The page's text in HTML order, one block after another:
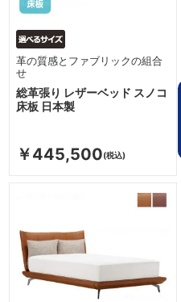
総革張り レザーベッド スノコ
床板 日本製
革の質感とファブリックの組合
せ
￥445,500